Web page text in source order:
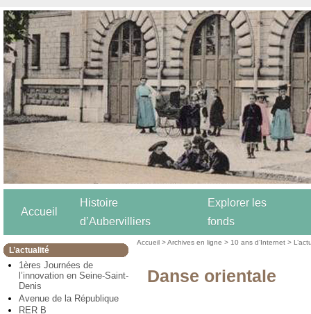
Accueil
Histoire
d’Aubervilliers
Explorer les
fonds
L’actualité
1ères Journées de
l’innovation en Seine-Saint-
Denis
Avenue de la République
RER B
Accueil >Archives en ligne > 10 ans d’Internet >
Danse orientale